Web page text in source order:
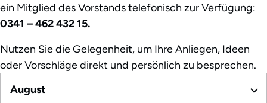
ein Mitglied des Vorstands telefonisch zur Verfügung:
0341 – 462 432 15.
Nutzen Sie die Gelegenheit, um Ihre Anliegen, Ideen
oder Vorschläge direkt und persönlich zu besprechen.
August